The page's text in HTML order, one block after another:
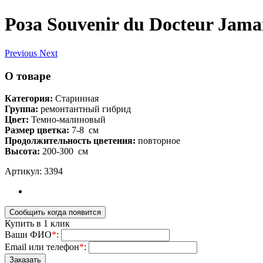
Роза Souvenir du Docteur
Previous Next
О товаре
Категория: Старинная
Группа: ремонтантный гибрид
Цвет: Темно-малиновый
Размер цветка: 7-8 см
Продолжительность цветения: повторное
Высота: 200-300 см
Артикул: 3394
Купить в 1 клик
Ваши ФИО*:
Email или телефон*: